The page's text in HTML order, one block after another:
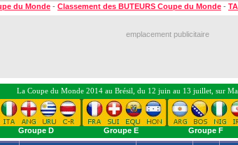
du Monde - Classement des BUTEURS Coupe du Monde -
emplacement publicitaire
La Coupe du Monde 2014 au Brésil, du 12 juin au 13 juillet, sur
Groupe D Groupe E Groupe F